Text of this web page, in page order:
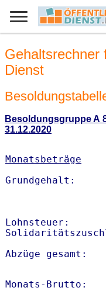
Gehaltsrechner
Dienst
Besoldungsgruppe A
31.12.2020
Monatsbeträge
Lohnsteuer:
Abzüge gesamt:
Monats-